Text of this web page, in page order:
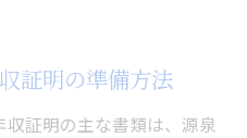
証明の準備方法
証明の主な書類は、源泉